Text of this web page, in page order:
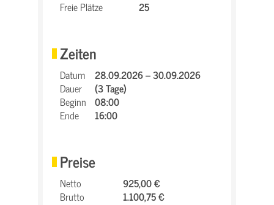
Freie Plätze
25
Zeiten
Datum
28.09.2026 – 30.09.2026
Dauer
(3 Tage)
Beginn 08:00
Ende
16:00
Preise
Netto
925,00 €
Brutto
1.100,75 €